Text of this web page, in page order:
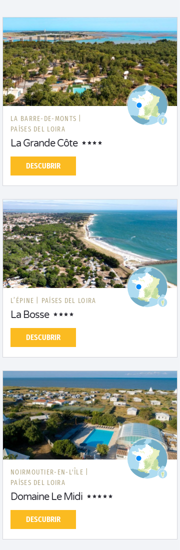
LA BARRE-DE-MONTS |
PAÍSES DEL LOIRA
La Grande Côte
DESCUBRIR
L’ÉPINE | PAÍSES DEL LOIRA
La Bosse
DESCUBRIR
NOIRMOUTIER-EN-L'ÎLE |
PAÍSES DEL LOIRA
Domaine Le Midi
DESCUBRIR